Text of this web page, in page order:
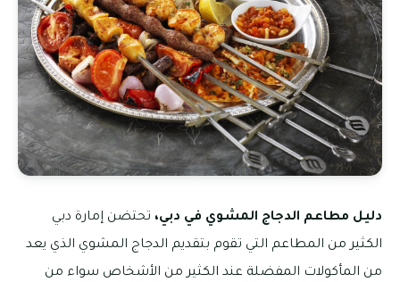
دليل مطاعم الدجاج المشوي في دبي، تحتضن إمارة دبي
الكثير من المطاعم التي تقوم بتقديم الدجاج المشوي الذي يعد
من المأكولات المفضلة عند الكثير من الأشخاص سواء من